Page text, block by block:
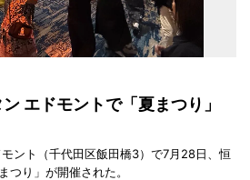
エドモントで「夏まつり」
ント（千代田区飯田橋3）で7月28日、恒
つり」が開催された。